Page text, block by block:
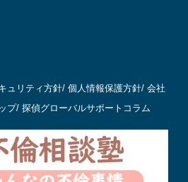
ュリティ方針/ 個人情報保護方針/ 会社
プ/ 探偵グローバルサポートコラム